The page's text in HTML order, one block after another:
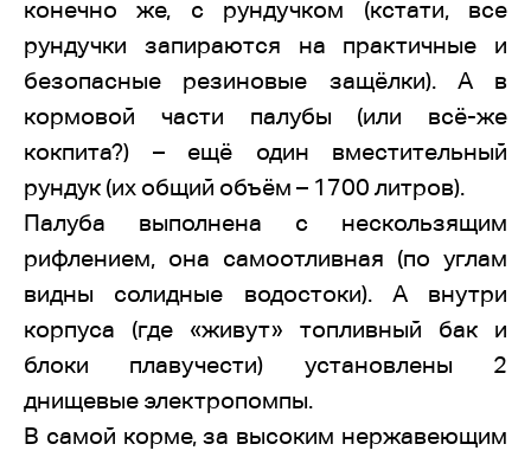
конечно же, с рундучком (кстати, все
рундучки запираются на практичные и
безопасные резиновые защёлки). А в
кормовой части палубы (или всё-же
кокпита?) – ещё один вместительный
рундук (их общий объём – 1700 литров).
Палуба выполнена с нескользящим
рифлением, она самоотливная (по углам
видны солидные водостоки). А внутри
корпуса (где «живут» топливный бак и
блоки плавучести) установлены 2
днищевые электропомпы.
В самой корме, за высоким нержавеющим